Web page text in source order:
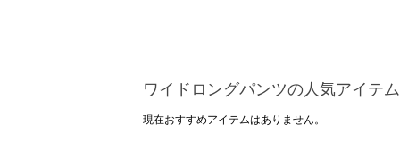
ワイドロングパンツの人気アイテム
現在おすすめアイテムはありません。